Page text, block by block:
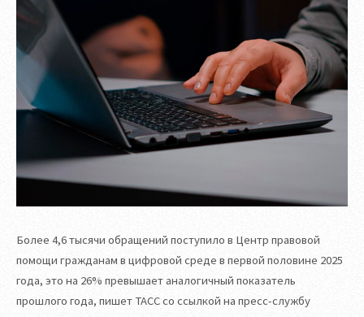
Более 4,6 тысячи обращений поступило в Центр правовой
помощи гражданам в цифровой среде в первой половине 2025
года, это на 26% превышает аналогичный показатель
прошлого года, пишет ТАСС со ссылкой на пресс-службу